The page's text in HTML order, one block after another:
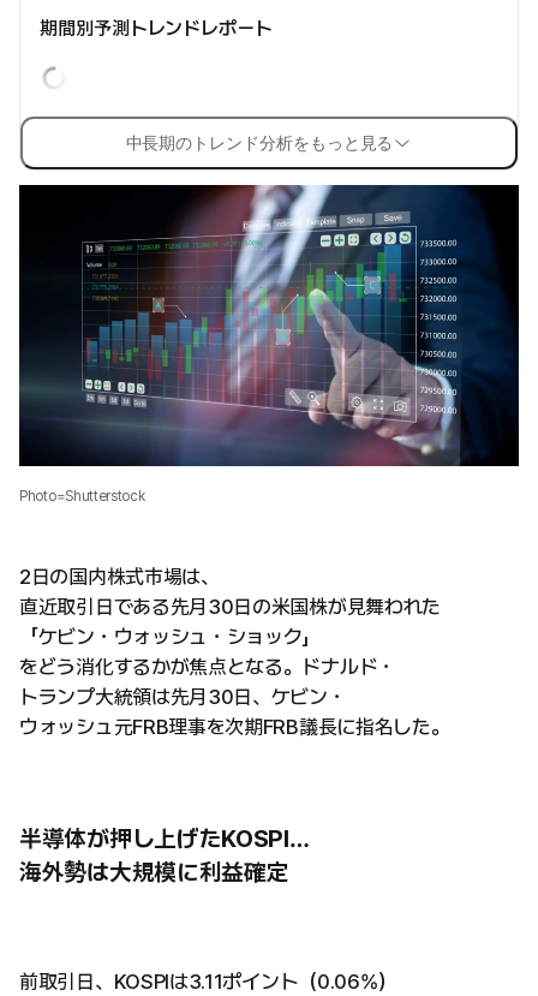
期間別予測トレンドレポート
中長期のトレンド分析をもっと見る
Photo=Shutterstock
2日の国内株式市場は、
直近取引日である先月30日の米国株が見舞われた
「ケビン・ウォッシュ・ショック」
をどう消化するかが焦点となる。ドナルド・
トランプ大統領は先月30日、ケビン・
ウォッシュ元FRB理事を次期FRB議長に指名した。
半導体が押し上げたKOSPI…
海外勢は大規模に利益確定
前取引日、KOSPIは3.11ポイント（0.06%）